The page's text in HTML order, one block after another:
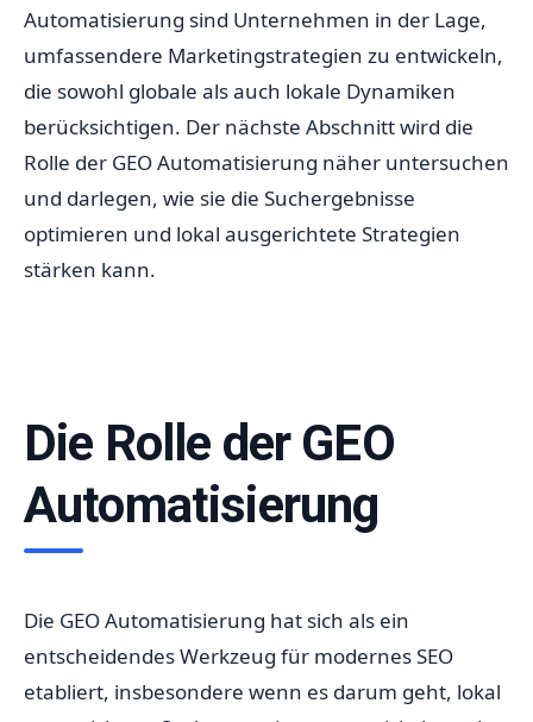
Automatisierung sind Unternehmen in der Lage,
umfassendere Marketingstrategien zu entwickeln,
die sowohl globale als auch lokale Dynamiken
berücksichtigen. Der nächste Abschnitt wird die
Rolle der GEO Automatisierung näher untersuchen
und darlegen, wie sie die Suchergebnisse
optimieren und lokal ausgerichtete Strategien
stärken kann.
Die Rolle der GEO
Automatisierung
Die GEO Automatisierung hat sich als ein
entscheidendes Werkzeug für modernes SEO
etabliert, insbesondere wenn es darum geht, lokal